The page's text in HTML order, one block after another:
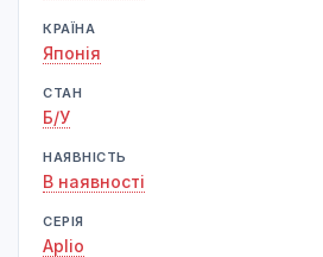
КРАЇНА
Японія
СТАН
Б/У
НАЯВНІСТЬ
В наявності
СЕРІЯ
Aplio